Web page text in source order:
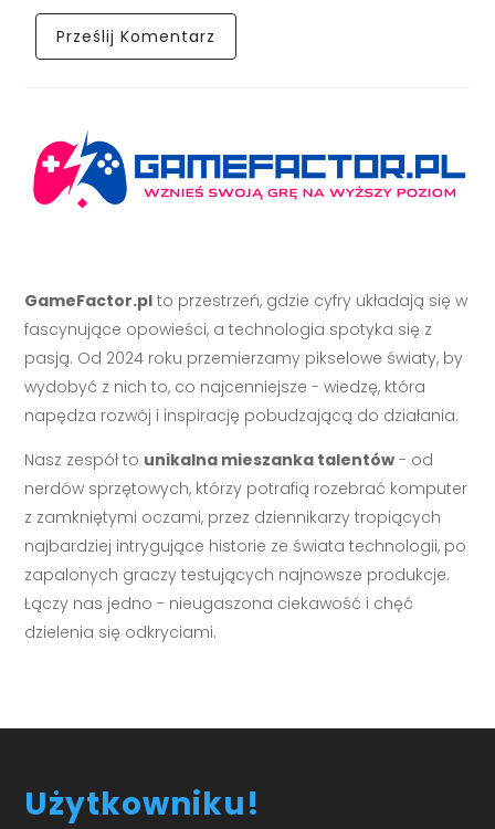
GameFactor.pl to przestrzeń, gdzie cyfry układają się w
fascynujące opowieści, a technologia spotyka się z
pasją. Od 2024 roku przemierzamy pikselowe światy, by
wydobyć z nich to, co najcenniejsze - wiedzę, która
napędza rozwój i inspirację pobudzającą do działania.
Nasz zespół to unikalna mieszanka talentów - od
nerdów sprzętowych, którzy potrafią rozebrać komputer
z zamkniętymi oczami, przez dziennikarzy tropiących
najbardziej intrygujące historie ze świata technologii, po
zapalonych graczy testujących najnowsze produkcje.
Łączy nas jedno - nieugaszona ciekawość i chęć
dzielenia się odkryciami.
Użytkowniku!